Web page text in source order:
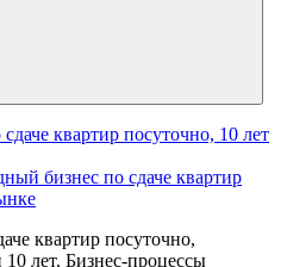
бизнес по сдаче квартир
квартир посуточно,
лет. Бизнес-процессы